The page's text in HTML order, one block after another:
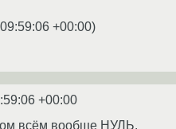
+00:00)
+00:00
всём вообще НУЛЬ.